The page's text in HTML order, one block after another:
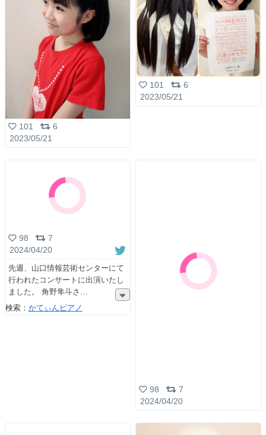
101
6
2023/05/21
101
6
2023/05/21
98
7
2024/04/20
先週、山口情報芸術センターにて
行われたコンサートに出演いたし
ました。 角野隼斗さ
検索： かてぃんピアノ
98
7
2024/04/20